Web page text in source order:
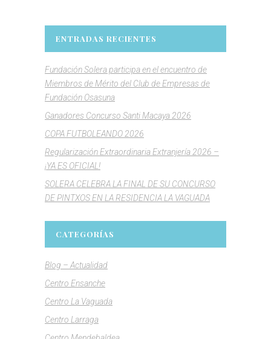
ENTRADAS RECIENTES
Fundación Solera participa en el encuentro de
Miembros de Mérito del Club de Empresas de
Fundación Osasuna
Ganadores Concurso Santi Macaya 2026
COPA FUTBOLEANDO 2026
Regularización Extraordinaria Extranjería 2026 –
¡YA ES OFICIAL!
SOLERA CELEBRA LA FINAL DE SU CONCURSO
DE PINTXOS EN LA RESIDENCIA LA VAGUADA
CATEGORÍAS
Blog – Actualidad
Centro Ensanche
Centro La Vaguada
Centro Larraga